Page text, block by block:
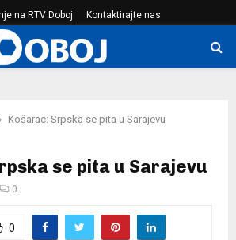
na RTV Doboj Kontaktirajte nas
Košarac: Srpska se pita u Sarajevu
se pita u Sarajevu
0
0